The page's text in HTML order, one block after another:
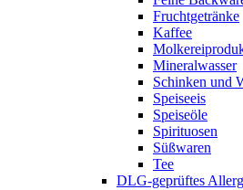
Fruchtgetränke
Kaffee
Mineralwasser
Schinken und
Speiseeis
Speiseöle
Spirituosen
Süßwaren
Tee
DLG-geprüftes